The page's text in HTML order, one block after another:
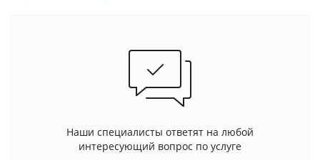
Наши специалисты ответят на любой
интересующий вопрос по услуге